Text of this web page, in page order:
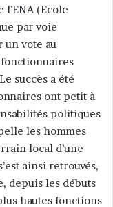
(Ecole
par voie
un vote au
succès a été
ont petit à
politiques
les hommes
local d’une
ainsi retrouvés,
depuis les débuts
hautes fonctions